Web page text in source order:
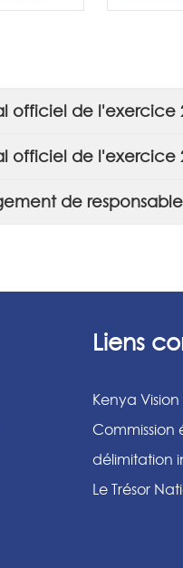
officiel de l'exercice
officiel de l'exercice
de
Liens
Kenya Vision
Commission
délimitation
Le Trésor